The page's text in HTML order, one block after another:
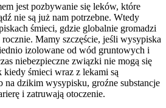
jest pozbywanie się leków, które
nie są już nam potrzebne. Wtedy
śmieci, gdzie globalnie gromadzi
Mamy szczęście, jeśli wysypiska
izolowane od wód gruntowych i
niebezpieczne związki nie mogą się
kiedy śmieci wraz z lekami są
na dzikim wysypisku, groźne substancje
i zatruwają otoczenie.